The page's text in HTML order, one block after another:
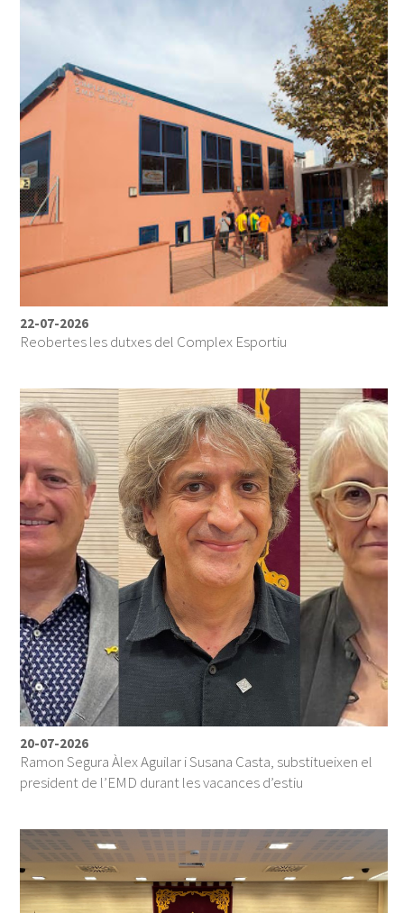
22-07-2026
Reobertes les dutxes del Complex Esportiu
20-07-2026
Ramon Segura Àlex Aguilar i Susana Casta, substitueixen el
president de l’EMD durant les vacances d’estiu